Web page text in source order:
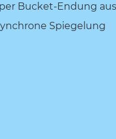
Bucket-Endung
Spiegelung